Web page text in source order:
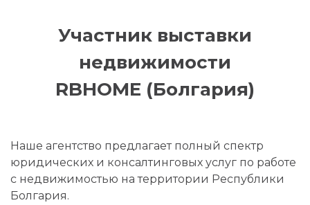
Участник выставки
недвижимости
RBHOME (Болгария)
Наше агентство предлагает полный спектр
юридических и консалтинговых услуг по работе
с недвижимостью на территории Республики
Болгария.